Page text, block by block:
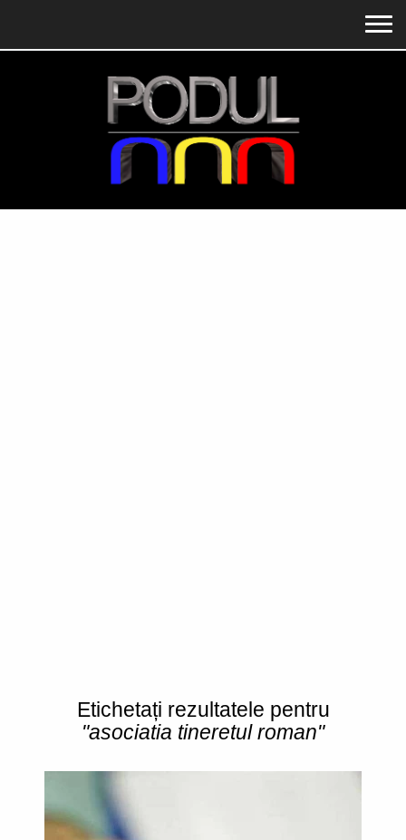
Etichetați rezultatele pentru
"asociatia tineretul roman"